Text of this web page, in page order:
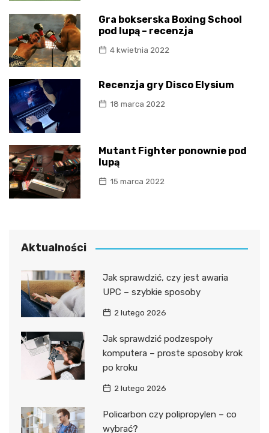
Gra bokserska Boxing School
pod lupą – recenzja
4 kwietnia 2022
Recenzja gry Disco Elysium
18 marca 2022
Mutant Fighter ponownie pod
lupą
15 marca 2022
Aktualności
Jak sprawdzić, czy jest awaria
UPC – szybkie sposoby
2 lutego 2026
Jak sprawdzić podzespoły
komputera – proste sposoby krok
po kroku
2 lutego 2026
Policarbon czy polipropylen – co
wybrać?